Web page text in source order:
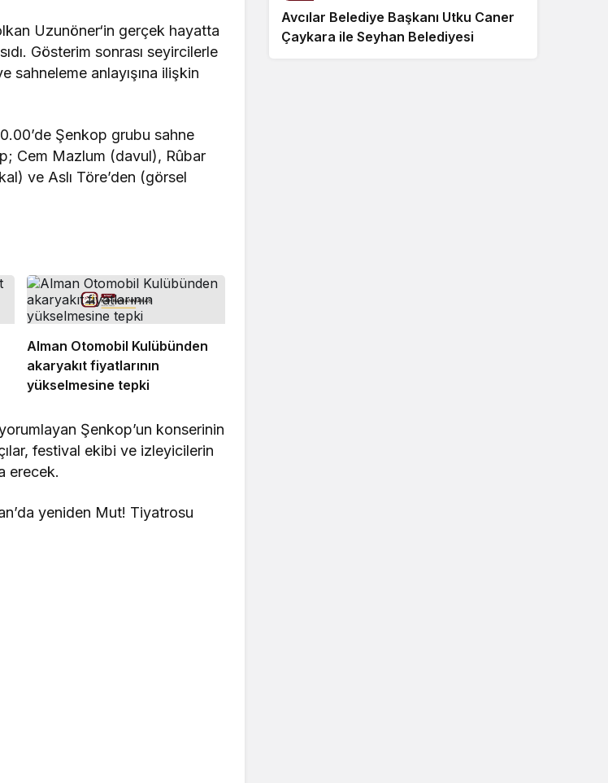
Uzunöner‘in gerçek hayatta
Gösterim sonrası seyircilerle
sahneleme anlayışına ilişkin
Şenkop grubu sahne
Cem Mazlum (davul), Rûbar
ve Aslı Töre’den (görsel
Alman Otomobil Kulübünden
akaryakıt fiyatlarının
yükselmesine tepki
Şenkop’un konserinin
festival ekibi ve izleyicilerin
erecek.
yeniden Mut! Tiyatrosu
tutumumuzu sürdüreceğiz
Avcılar Belediye Başkanı Utku Caner
Çaykara ile Seyhan Belediyesi